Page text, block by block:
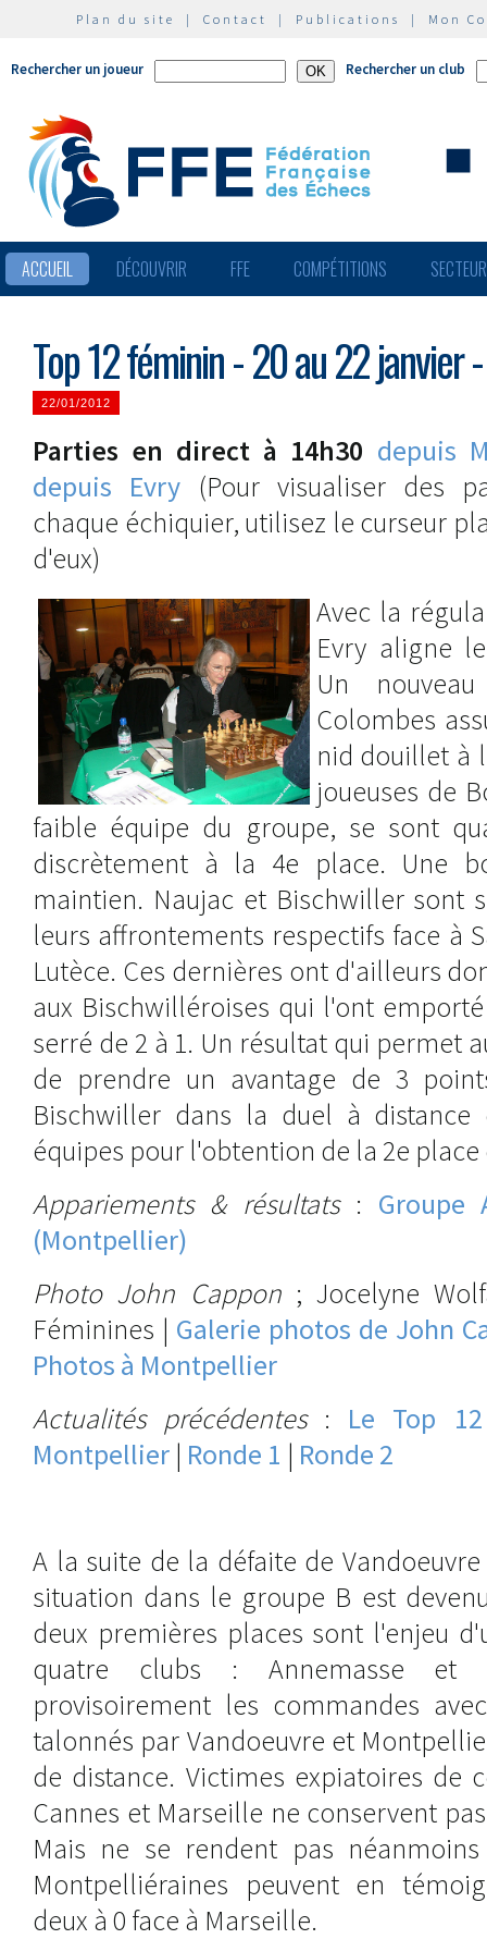
Plan du site | Contact | Publications | Mon
Rechercher un joueur Rechercher un club
ACCUEIL DÉCOUVRIR FFE COMPÉTITIONS
Top 12 féminin - 20 au 22 janvier
22/01/2012
Parties en direct à 14h30 depuis
depuis Evry (Pour visualiser des
chaque échiquier, utilisez le curseur
d'eux)
Avec la
Evry aligne
Un
Colombes
nid douillet à
joueuses de
faible équipe du groupe, se sont
discrètement à la 4e place. Une
maintien. Naujac et Bischwiller sont
leurs affrontements respectifs face à
Lutèce. Ces dernières ont d'ailleurs
aux Bischwilléroises qui l'ont
serré de 2 à 1. Un résultat qui permet
de prendre un avantage de 3
Bischwiller dans la duel à
équipes pour l'obtention de la 2e
Appariements & résultats : Groupe
(Montpellier)
Photo John Cappon; Jocelyne
Féminines | Galerie photos de John
Photos à Montpellier
Actualités précédentes: Le Top
Montpellier | Ronde 1 | Ronde 2
A la suite de la défaite de
situation dans le groupe B est
deux premières places sont l'enjeu
quatre clubs : Annemasse et
provisoirement les commandes
talonnés par Vandoeuvre et
de distance. Victimes expiatoires de
Cannes et Marseille ne conservent
Mais ne se rendent pas néanmoins
Montpelliéraines peuvent en
deux à 0 face à Marseille.